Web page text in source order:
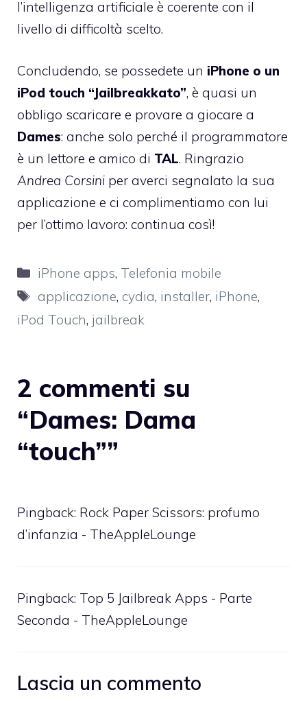
l’intelligenza artificiale è coerente con il
livello di difficoltà scelto.
Concludendo, se possedete un iPhone o un
iPod touch “Jailbreakkato”, è quasi un
obbligo scaricare e provare a giocare a
Dames: anche solo perché il programmatore
è un lettore e amico di TAL. Ringrazio
Andrea Corsini per averci segnalato la sua
applicazione e ci complimentiamo con lui
per l’ottimo lavoro: continua così!
Categorie
iPhone apps, Telefonia mobile
Tag
applicazione, cydia, installer, iPhone,
iPod Touch, jailbreak
2 commenti su
“Dames: Dama
“touch””
Pingback: Rock Paper Scissors: profumo
d’infanzia - TheAppleLounge
Pingback: Top 5 Jailbreak Apps - Parte
Seconda - TheAppleLounge
Lascia un commento